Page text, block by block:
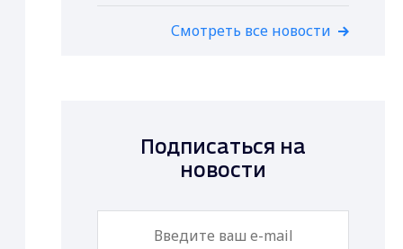
Смотреть все новости
Подписаться на
новости